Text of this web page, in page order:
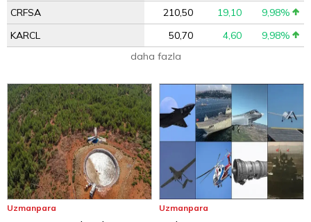
CRFSA
210,50 19,10
9,98%
KARCL
50,70 4,60
9,98%
daha fazla
Uzmanpara Uzmanpara